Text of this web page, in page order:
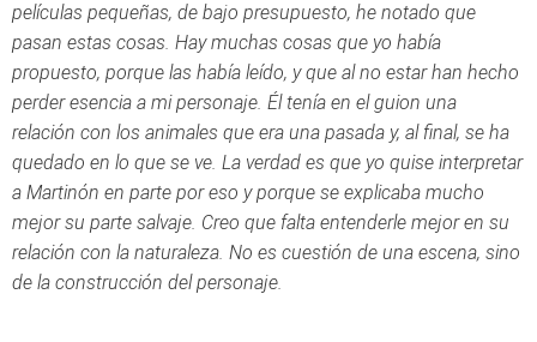
películas pequeñas, de bajo presupuesto, he notado que
pasan estas cosas. Hay muchas cosas que yo había
propuesto, porque las había leído, y que al no estar han hecho
perder esencia a mi personaje. Él tenía en el guion una
relación con los animales que era una pasada y, al final, se ha
quedado en lo que se ve. La verdad es que yo quise interpretar
a Martinón en parte por eso y porque se explicaba mucho
mejor su parte salvaje. Creo que falta entenderle mejor en su
relación con la naturaleza. No es cuestión de una escena, sino
de la construcción del personaje.